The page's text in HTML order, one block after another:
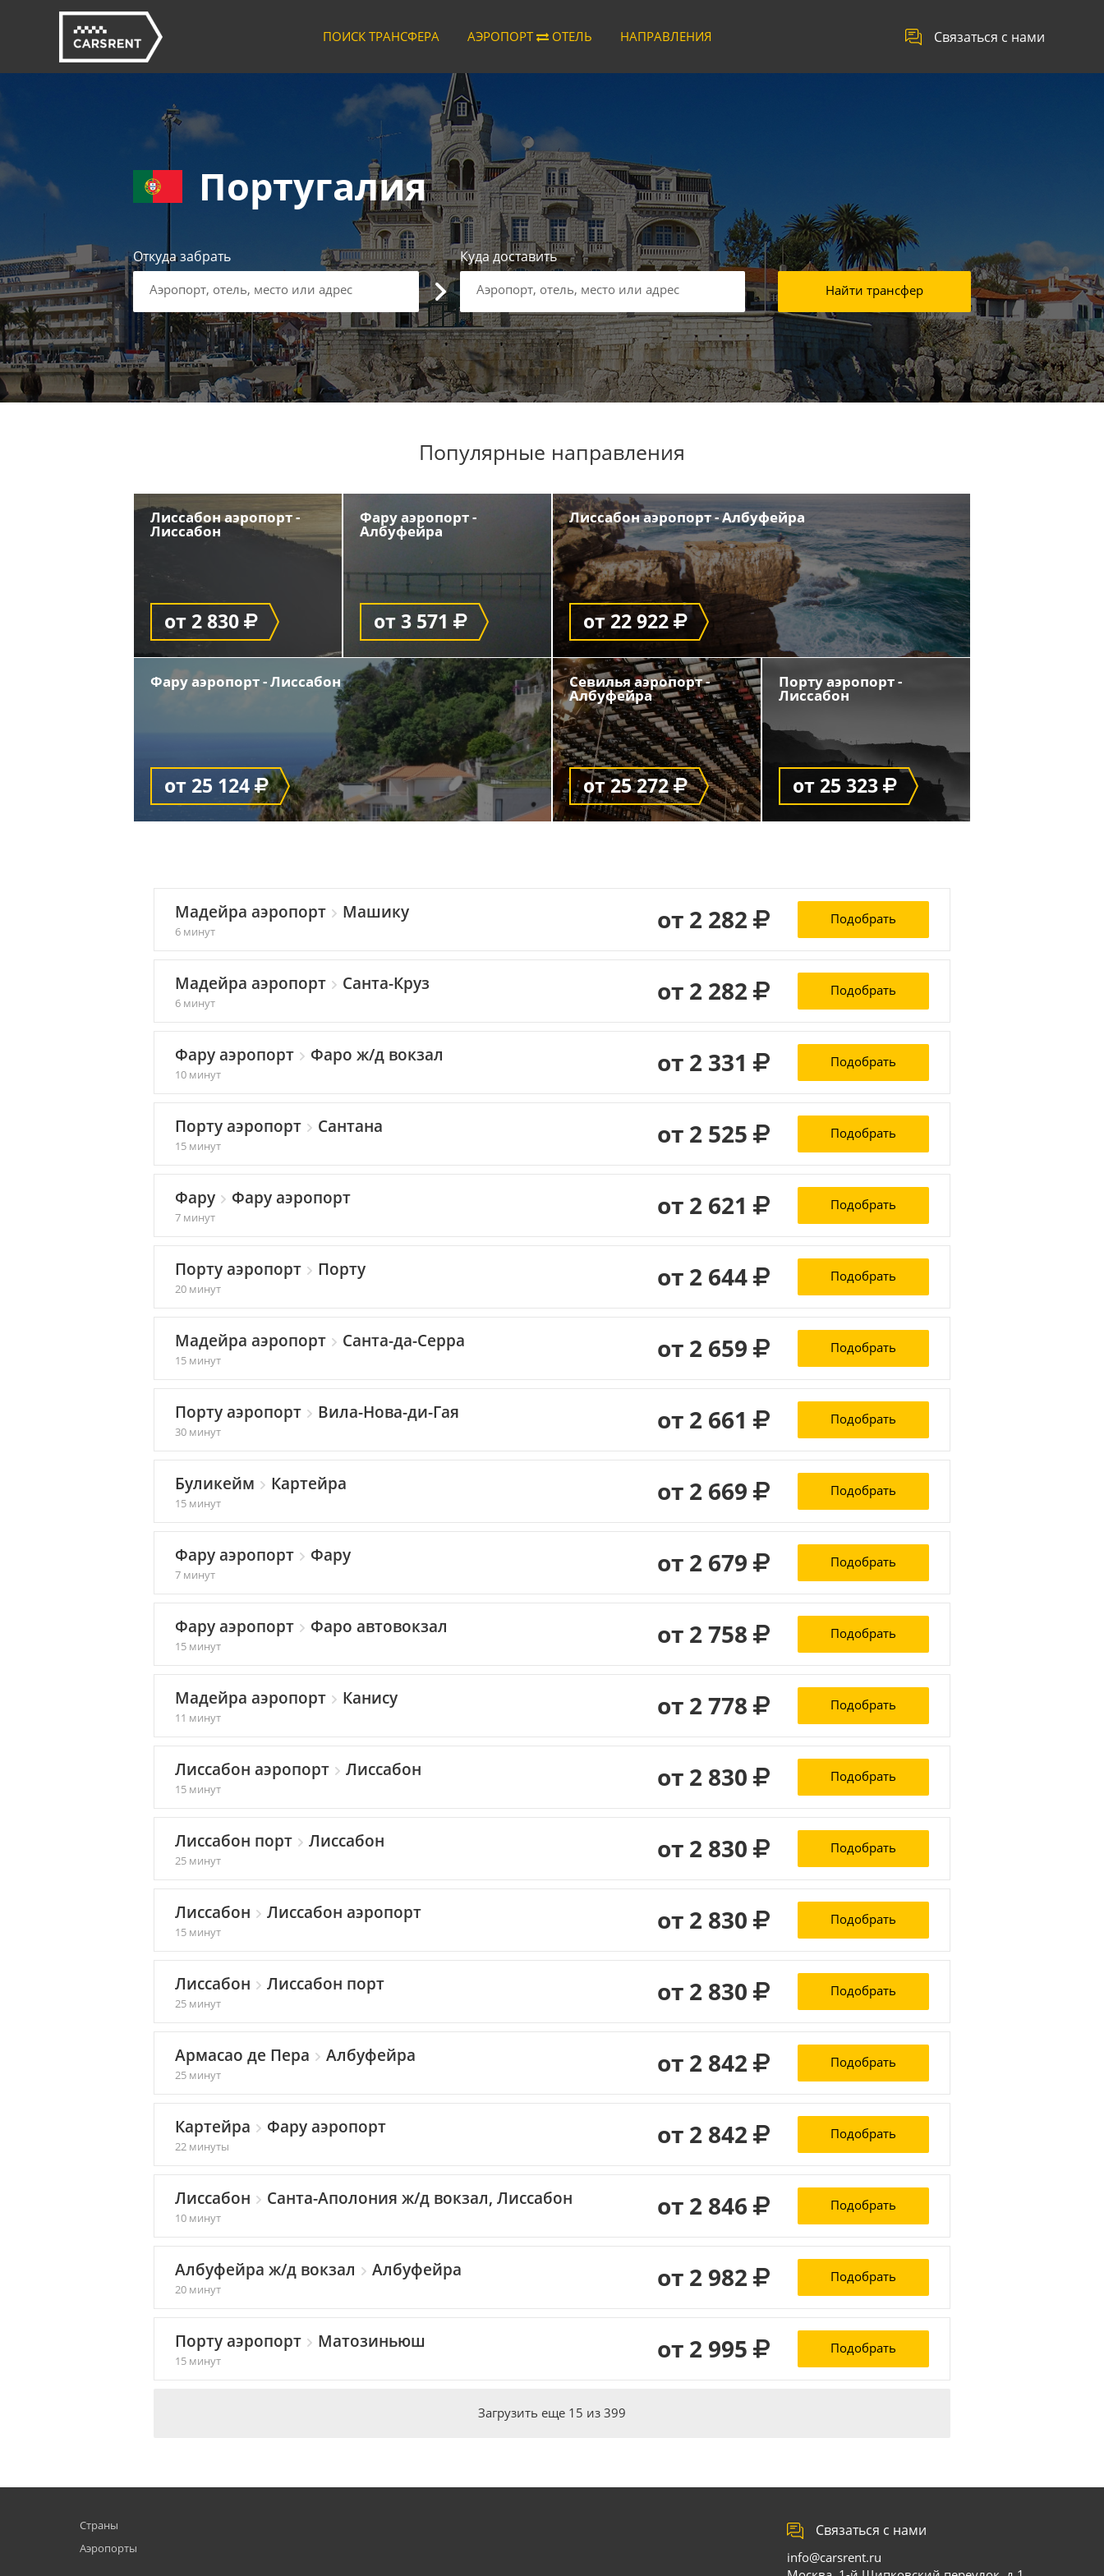
Связаться с нами
ПОИСК ТРАНСФЕРА АЭРОПОРТ ОТЕЛЬ НАПРАВЛЕНИЯ
Португалия
Откуда забрать
Аэропорт, отель, место или адрес
Куда доставить
Аэропорт, отель, место или адрес Найти трансфер
Популярные направления
Лиссабон аэропорт -
Лиссабон
от 2 830
Фару аэропорт -
Албуфейра
от 3 571
Лиссабон аэропорт - Албуфейра
от 22 922
Фару аэропорт - Лиссабон
от 25 124
Севилья аэропорт -
Албуфейра
от 25 272
Порту аэропорт -
Лиссабон
от 25 323
Мадейра аэропорт Машику
6 минут от 2 282 Подобрать
Мадейра аэропорт Санта-Круз
6 минут от 2 282 Подобрать
Фару аэропорт Фаро ж/д вокзал
10 минут от 2 331 Подобрать
Порту аэропорт Сантана
15 минут от 2 525 Подобрать
Фару Фару аэропорт
7 минут от 2 621 Подобрать
Порту аэропорт Порту
20 минут от 2 644 Подобрать
Мадейра аэропорт Санта-да-Серра
15 минут от 2 659 Подобрать
Порту аэропорт Вила-Нова-ди-Гая
30 минут от 2 661 Подобрать
Буликейм Картейра
15 минут от 2 669 Подобрать
Фару аэропорт Фару
7 минут от 2 679 Подобрать
Фару аэропорт Фаро автовокзал
15 минут от 2 758 Подобрать
Мадейра аэропорт Канису
11 минут от 2 778 Подобрать
Лиссабон аэропорт Лиссабон
15 минут от 2 830 Подобрать
Лиссабон порт Лиссабон
25 минут от 2 830 Подобрать
Лиссабон Лиссабон аэропорт
15 минут от 2 830 Подобрать
Лиссабон Лиссабон порт
25 минут от 2 830 Подобрать
Армасао де Пера Албуфейра
25 минут от 2 842 Подобрать
Картейра Фару аэропорт
22 минуты от 2 842 Подобрать
Лиссабон Санта-Аполония ж/д вокзал, Лиссабон
10 минут от 2 846 Подобрать
Албуфейра ж/д вокзал Албуфейра
20 минут от 2 982 Подобрать
Порту аэропорт Матозиньюш
15 минут от 2 995 Подобрать
Загрузить еще 15 из 399
Связаться с нами
info@carsrent.ru
Страны
Аэропорты